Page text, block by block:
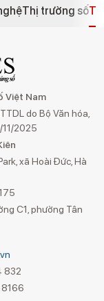
Thị trường số
Việt Nam
do Bộ Văn hóa,
2025
xã Hoài Đức, Hà
C1, phường Tân
832